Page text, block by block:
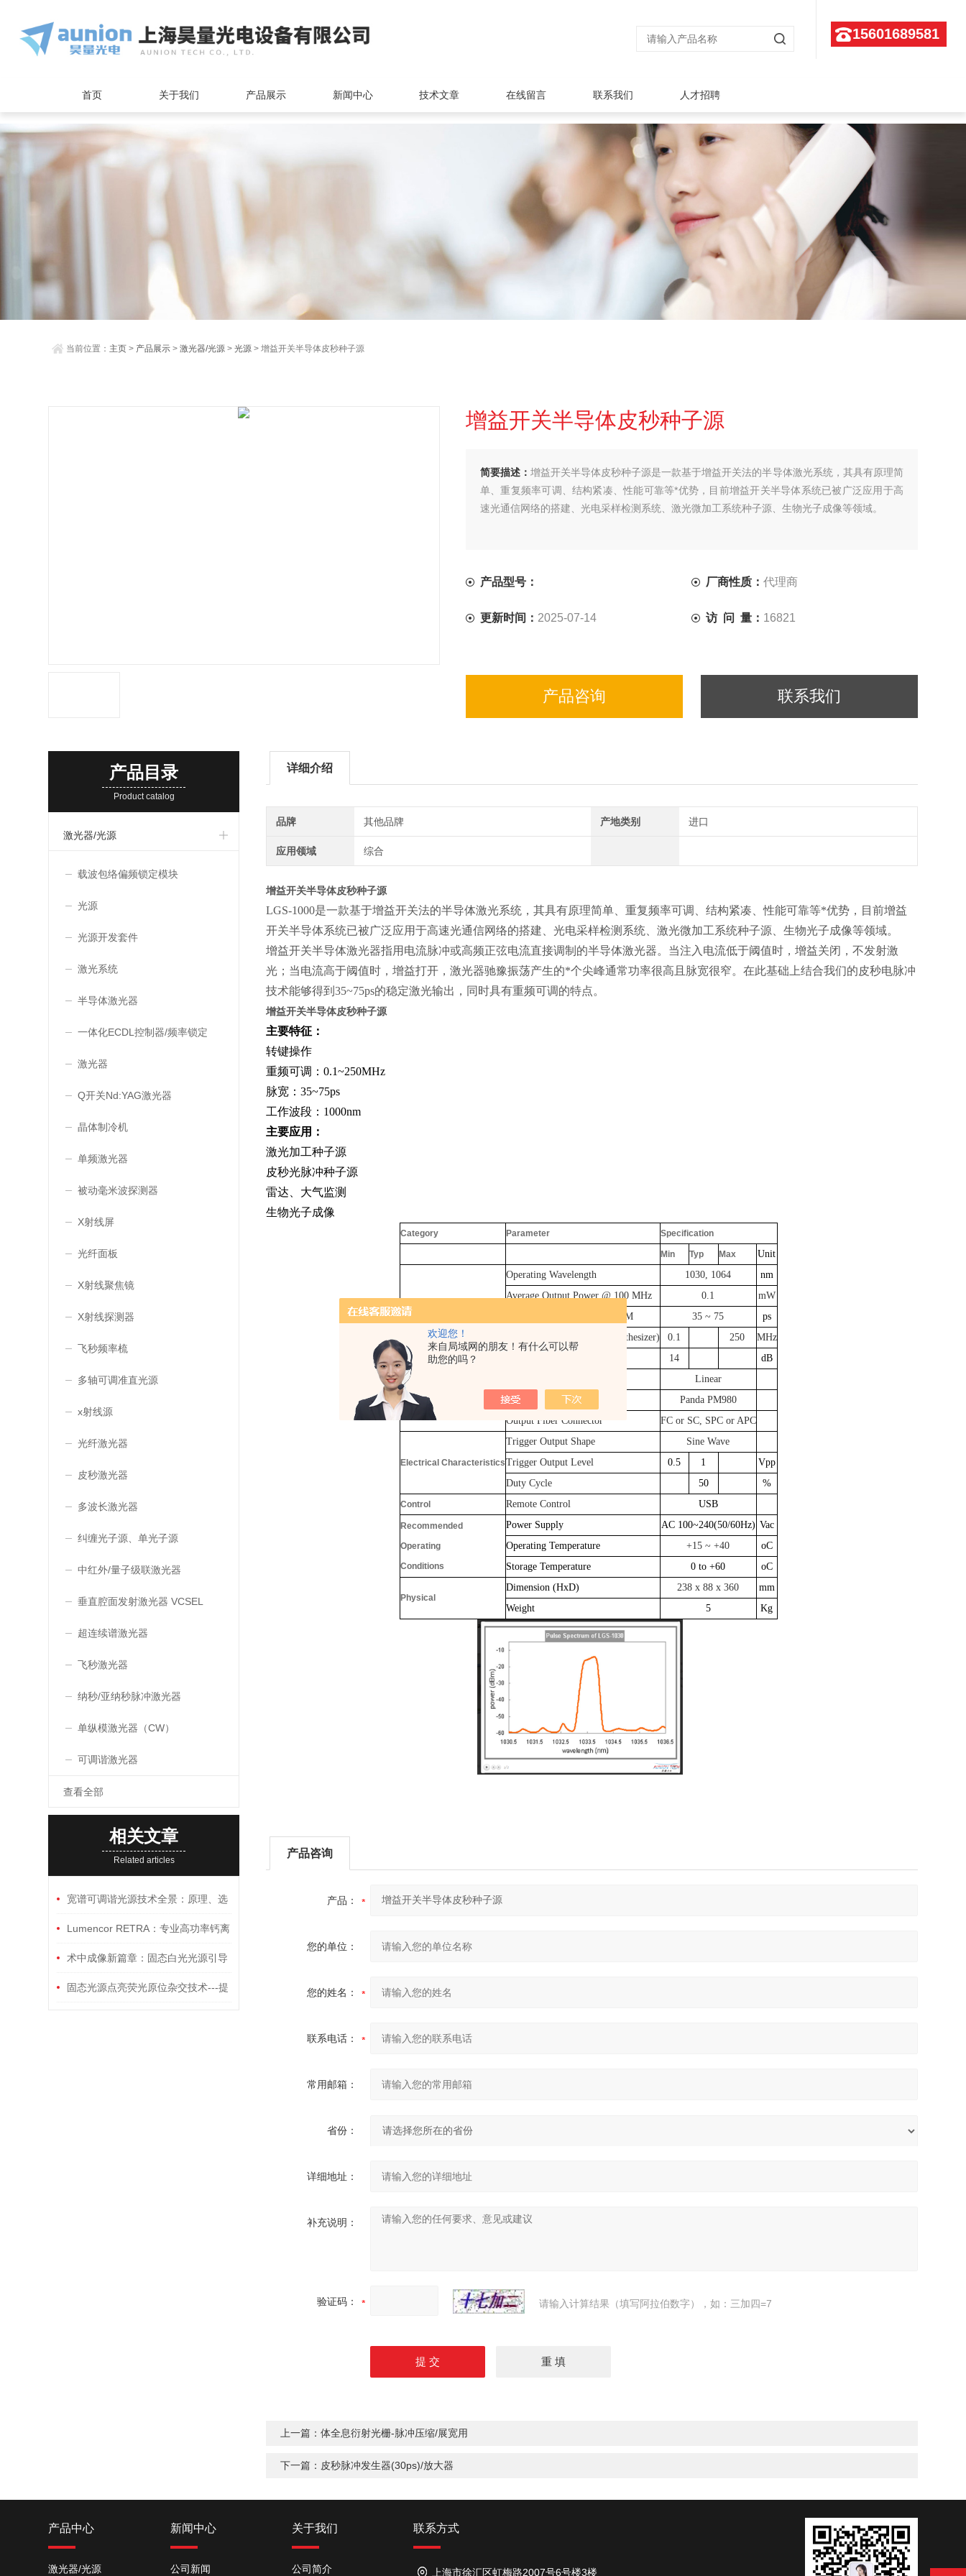
欢迎您！
来自局域网的朋友！有什么可以帮
助您的吗？
15601689581
首页 关于我们 产品展示 新闻中心 技术文章 在线留言 联系我们 人才招聘
当前位置： 主页 > 产品展示 >激光器/光源 >光源 > 增益开关半导体皮秒种子源
增益开关半导体皮秒种子源
简要描述： 增益开关半导体皮秒种子源是一款基于增益开关法的半导体激光系统，其具有原理简
单、重复频率可调、结构紧凑、性能可靠等*优势，目前增益开关半导体系统已被广泛应用于高
速光通信网络的搭建、光电采样检测系统、激光微加工系统种子源、生物光子成像等领域。
产品型号： 厂商性质：代理商
更新时间： 2025-07-14 访 问 量： 16821
产品咨询 联系我们
产品目录
Product catalog
激光器/光源
载波包络偏频锁定模块
光源
光源开发套件
激光系统
半导体激光器
一体化ECDL控制器/频率锁定
激光器
Q开关Nd:YAG激光器
晶体制冷机
单频激光器
被动毫米波探测器
X射线屏
光纤面板
X射线聚焦镜
X射线探测器
飞秒频率梳
多轴可调准直光源
x射线源
光纤激光器
皮秒激光器
多波长激光器
纠缠光子源、单光子源
中红外/量子级联激光器
垂直腔面发射激光器 VCSEL
超连续谱激光器
飞秒激光器
纳秒/亚纳秒脉冲激光器
单纵模激光器（CW）
可调谐激光器
查看全部
相关文章
Related articles
宽谱可调谐光源技术全景：原理、选
型与前沿应用指南
Lumencor RETRA：专业高功率钙离
子比率成像光源
术中成像新篇章：固态白光光源引导
医疗照明革新
固态光源点亮荧光原位杂交技术---提
详细介绍
品牌 其他品牌 产地类别 进口
应用领域 综合
增益开关半导体皮秒种子源
LGS-1000是一款基于增益开关法的半导体激光系统，其具有原理简单、重复频率可调、结构紧凑、性能可靠等*优势，目前增益
开关半导体系统已被广泛应用于高速光通信网络的搭建、光电采样检测系统、激光微加工系统种子源、生物光子成像等领域。
增益开关半导体激光器指用电流脉冲或高频正弦电流直接调制的半导体激光器。当注入电流低于阈值时，增益关闭，不发射激
光；当电流高于阈值时，增益打开，激光器驰豫振荡产生的*个尖峰通常功率很高且脉宽很窄。在此基础上结合我们的皮秒电脉冲
技术能够得到35~75ps的稳定激光输出，同时具有重频可调的特点。
增益开关半导体皮秒种子源
主要特征：
转键操作
重频可调：0.1~250MHz
脉宽：35~75ps
工作波段：1000nm
主要应用：
激光加工种子源
皮秒光脉冲种子源
雷达、大气监测
生物光子成像
Category Parameter Specification
Min Typ Max Unit
Optical Characteristics
Operating Wavelength 1030, 1064
nm
Average Output Power @ 100 MHz
0.1
mW
Optical Pulse Width @ FWHM
35 ~ 75
ps
Repetition Rate (Built-in Synthesizer)
0.1 250
MHz
14
dB
Linear
Output Fiber Type
Panda PM980
Output Fiber Connector
FC or SC, SPC or APC
Electrical Characteristics
Trigger Output Shape
Sine Wave
Trigger Output Level
0.5 1
Vpp
Duty Cycle
50 %
Control Remote Control USB
Recommended
Operating
Conditions
Power Supply AC 100~240(50/60Hz) Vac
Operating Temperature
+15 ~ +40
oC
Storage Temperature
0 to +60 oC
Physical
Dimension (HxD) 238 x 88 x 360
mm
Weight
5 Kg
产品咨询
产品：
您的单位：
您的姓名：
联系电话：
常用邮箱：
省份：
详细地址：
补充说明：
验证码： 请输入计算结果（填写阿拉伯数字），如：三加四=7
上一篇： 体全息衍射光栅-脉冲压缩/展宽用
下一篇： 皮秒脉冲发生器(30ps)/放大器
产品中心
激光器/光源
新闻中心
公司新闻
关于我们
公司简介
联系方式
上海市徐汇区虹梅路2007号6号楼3楼